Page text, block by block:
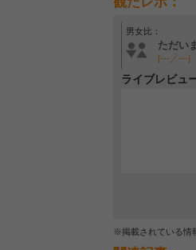
男女比：
ただい
[---／---]
ライブレビュ
※掲載されている情